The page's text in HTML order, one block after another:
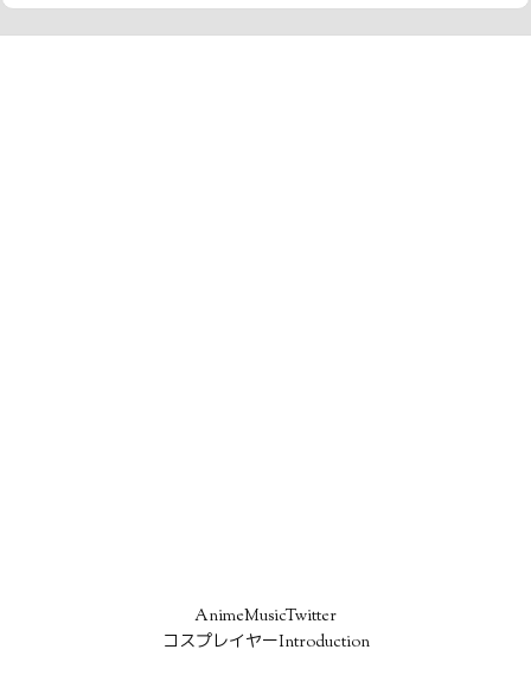
イ
ブ
AnimeMusicTwitter
コスプレイヤーIntroduction